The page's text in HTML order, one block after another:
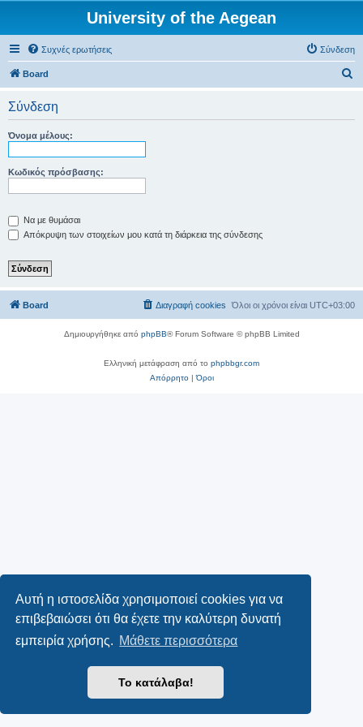
Αυτή η ιστοσελίδα χρησιμοποιεί cookies για να
επιβεβαιώσει ότι θα έχετε την καλύτερη δυνατή
εμπειρία χρήσης. Μάθετε περισσότερα
Το κατάλαβα!
University of the Aegean
Συχνές ερωτήσεις Σύνδεση
Board
Σύνδεση
Όνομα μέλους:
Κωδικός πρόσβασης:
Να με θυμάσαι
Απόκρυψη των στοιχείων μου κατά τη διάρκεια της σύνδεσης
Board Όλοι οι χρόνοι είναι UTC+03:00
Διαγραφή cookies
Δημιουργήθηκε από phpBB® Forum Software © phpBB Limited
Ελληνική μετάφραση από το phpbbgr.com
Απόρρητο|Όροι